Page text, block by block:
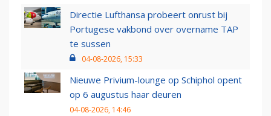
Directie Lufthansa probeert onrust bij
Portugese vakbond over overname TAP
te sussen
04-08-2026, 15:33
Nieuwe Privium-lounge op Schiphol opent
op 6 augustus haar deuren
04-08-2026, 14:46